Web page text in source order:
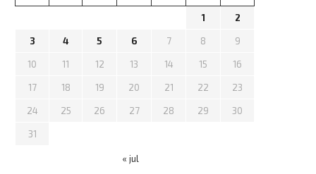
1 2
3 4 5 6 7 8 9
10 11 12 13 14 15 16
17 18 19 20 21 22 23
24 25 26 27 28 29 30
31
« jul